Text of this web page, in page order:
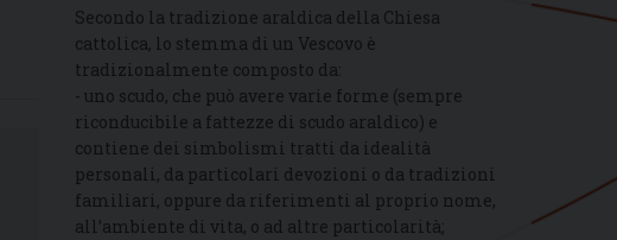
Secondo la tradizione araldica della Chiesa
cattolica, lo stemma di un Vescovo è
tradizionalmente composto da:
- uno scudo, che può avere varie forme (sempre
riconducibile a fattezze di scudo araldico) e
contiene dei simbolismi tratti da idealità
personali, da particolari devozioni o da tradizioni
familiari, oppure da riferimenti al proprio nome,
all’ambiente di vita, o ad altre particolarità;